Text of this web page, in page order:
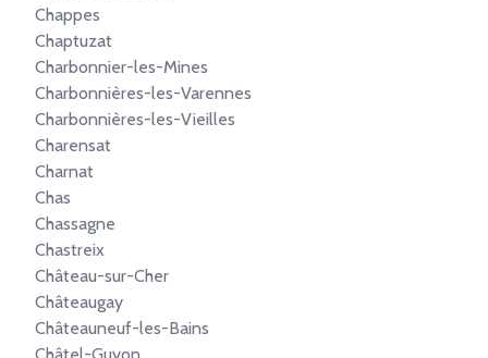
Chappes
Chaptuzat
Charbonnier-les-Mines
Charbonnières-les-Varennes
Charbonnières-les-Vieilles
Charensat
Charnat
Chas
Chassagne
Chastreix
Château-sur-Cher
Châteaugay
Châteauneuf-les-Bains